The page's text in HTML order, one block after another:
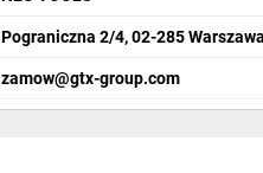
Pograniczna 2/4, 02-285
zamow@gtx-group.com